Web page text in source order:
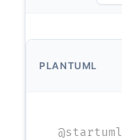
PLANTUML
@startuml